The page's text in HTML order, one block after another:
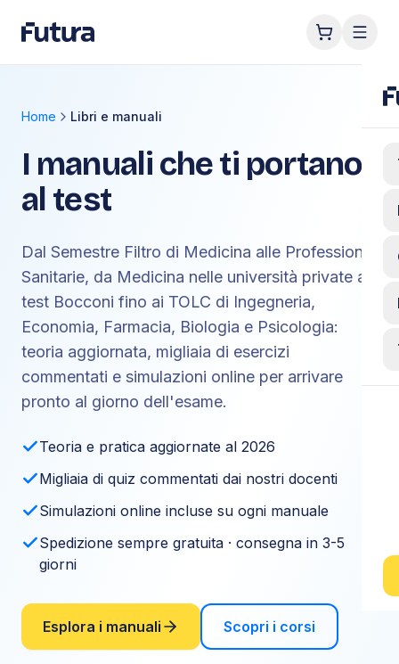
Home Libri e manuali
I manuali che ti portano
al test
Dal Semestre Filtro di Medicina alle Professioni
Sanitarie, da Medicina nelle università private al
test Bocconi fino ai TOLC di Ingegneria,
Economia, Farmacia, Biologia e Psicologia:
teoria aggiornata, migliaia di esercizi
commentati e simulazioni online per arrivare
pronto al giorno dell'esame.
Teoria e pratica aggiornate al 2026
Migliaia di quiz commentati dai nostri docenti
Simulazioni online incluse su ogni manuale
Spedizione sempre gratuita · consegna in 3-5
giorni
Esplora i manuali Scopri i corsi